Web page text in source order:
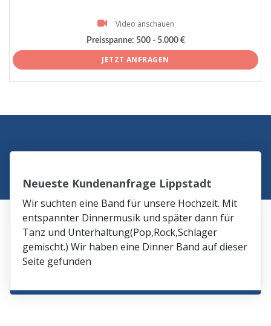
Video anschauen
Preisspanne: 500 - 5.000 €
JETZT ANFRAGEN
Neueste Kundenanfrage Lippstadt
Wir suchten eine Band für unsere Hochzeit. Mit
entspannter Dinnermusik und später dann für
Tanz und Unterhaltung(Pop,Rock,Schlager
gemischt.) Wir haben eine Dinner Band auf dieser
Seite gefunden